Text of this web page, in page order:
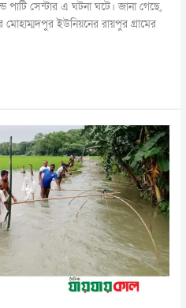
সেন্টার এ ঘটনা ঘটে। জানা গেছে,
ইউনিয়নের রায়পুর গ্রামের